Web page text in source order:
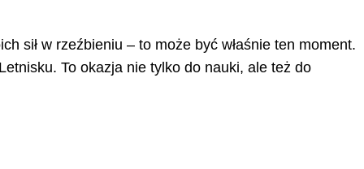
sił w rzeźbieniu – to może być właśnie ten moment.
To okazja nie tylko do nauki, ale też do